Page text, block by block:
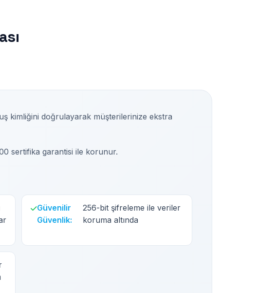
kimliğini doğrulayarak müşterilerinize ekstra
sertifika garantisi ile korunur.
Güvenilir
Güvenlik:
256-bit şifreleme ile veriler
koruma altında